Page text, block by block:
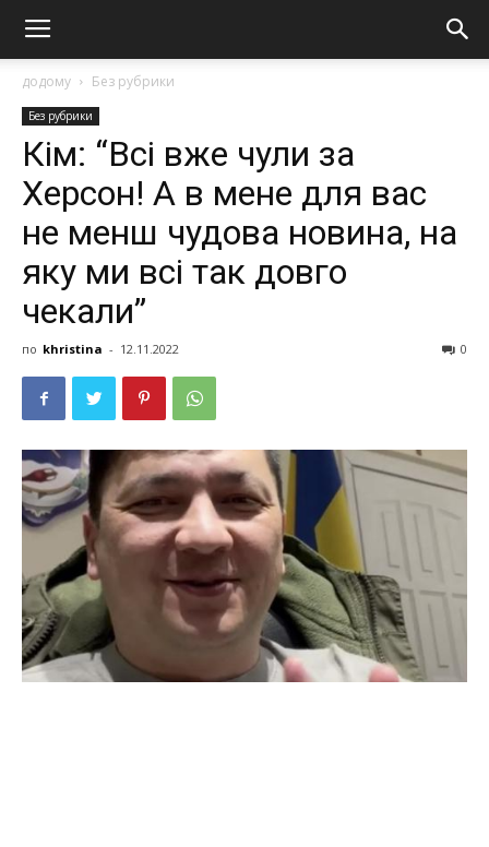
додому Без рубрики
Без рубрики
Кім: “Всі вже чули за
Херсон! А в мене для вас
не менш чудова новина, на
яку ми всі так довго
чекали”
по khristina - 12.11.2022 0